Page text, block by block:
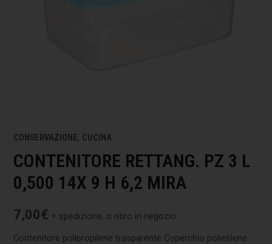
CONSERVAZIONE, CUCINA
CONTENITORE RETTANG. PZ 3 L
0,500 14X 9 H 6,2 MIRA
7,00€ + spedizione, o ritiro in negozio
Contenitore polipropilene trasparente Coperchio polietilene